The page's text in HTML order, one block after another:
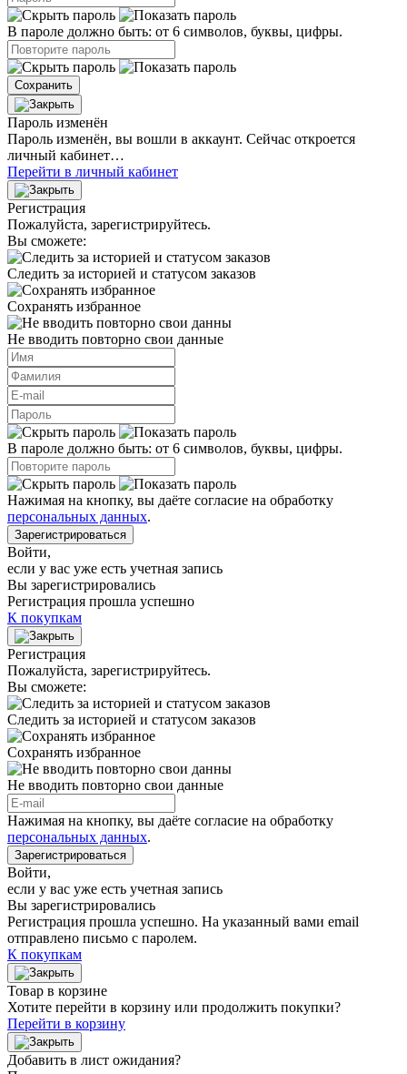
В пароле должно быть: от 6 символов, буквы, цифры.
Сохранить
Пароль изменён
Пароль изменён, вы вошли в аккаунт. Сейчас откроется
личный кабинет…
Перейти в личный кабинет
Регистрация
Пожалуйста, зарегистрируйтесь.
Вы сможете:
Следить за историей и статусом заказов
Сохранять избранное
Не вводить повторно свои данные
В пароле должно быть: от 6 символов, буквы, цифры.
Нажимая на кнопку, вы даёте согласие на обработку
персональных данных.
Зарегистрироваться
Войти,
если у вас уже есть учетная запись
Вы зарегистрировались
Регистрация прошла успешно
К покупкам
Регистрация
Пожалуйста, зарегистрируйтесь.
Вы сможете:
Следить за историей и статусом заказов
Сохранять избранное
Не вводить повторно свои данные
Нажимая на кнопку, вы даёте согласие на обработку
персональных данных.
Зарегистрироваться
Войти,
если у вас уже есть учетная запись
Вы зарегистрировались
Регистрация прошла успешно. На указанный вами email
отправлено письмо с паролем.
К покупкам
Товар в корзине
Хотите перейти в корзину или продолжить покупки?
Перейти в корзину
Добавить в лист ожидания?